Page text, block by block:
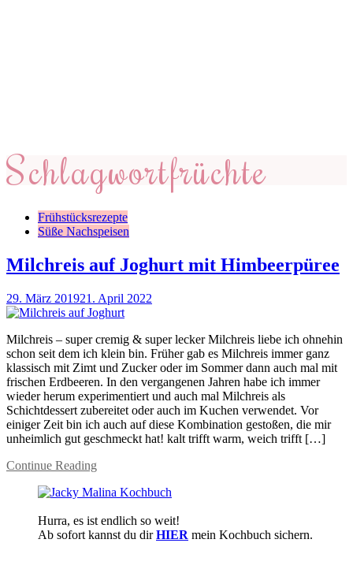
Schlagwortfrüchte
Frühstücksrezepte
Süße Nachspeisen
Milchreis auf Joghurt mit Himbeerpüree
29. März 201921. April 2022
Milchreis – super cremig & super lecker Milchreis liebe ich ohnehin
schon seit dem ich klein bin. Früher gab es Milchreis immer ganz
klassisch mit Zimt und Zucker oder im Sommer dann auch mal mit
frischen Erdbeeren. In den vergangenen Jahren habe ich immer
wieder herum experimentiert und auch mal Milchreis als
Schichtdessert zubereitet oder auch im Kuchen verwendet. Vor
einiger Zeit bin ich auch auf diese Kombination gestoßen, die mir
unheimlich gut geschmeckt hat! kalt trifft warm, weich trifft […]
Continue Reading
Hurra, es ist endlich so weit!
Ab sofort kannst du dirHIER mein Kochbuch sichern.